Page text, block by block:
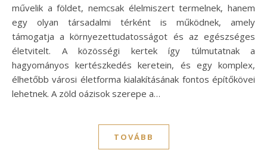
művelik a földet, nemcsak élelmiszert termelnek, hanem
egy olyan társadalmi térként is működnek, amely
támogatja a környezettudatosságot és az egészséges
életvitelt. A közösségi kertek így túlmutatnak a
hagyományos kertészkedés keretein, és egy komplex,
élhetőbb városi életforma kialakításának fontos építőkövei
lehetnek. A zöld oázisok szerepe a…
TOVÁBB